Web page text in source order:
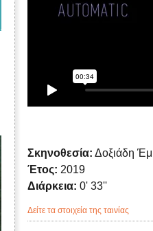
Σκηνοθεσία: Δοξιάδη
Έτος: 2019
Διάρκεια: 0' 33''
Δείτε τα στοιχεία της ταινίας